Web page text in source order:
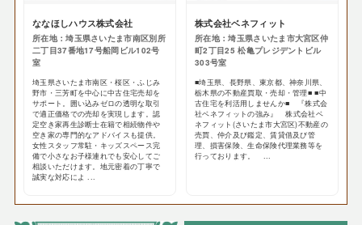
ななほしハウス株式会社
所在地：埼玉県さいたま市南区別所
二丁目37番地17号船岡ビル102号
室
埼玉県さいたま市南区・桜区・ふじみ
野市・三芳町を中心に中古住宅売却を
サポート。囲い込みゼロの透明な取引
で適正価格での売却を実現します。認
定空き家再生診断士在籍で相続物件や
空き家の専門的なアドバイスも提供。
女性スタッフ常駐・キッズスペース完
備で小さなお子様連れでも安心してご
相談いただけます。地元密着の丁寧で
誠実な対応によ ...
株式会社ベネフィット
所在地：埼玉県さいたま市大宮区仲
町2丁目25 松亀プレジデントビル
303号室
■埼玉県、長野県、東京都、神奈川県、
栃木県の不動産買取・売却・管理■ ■中
古住宅を利活用しませんか■ 『株式会
社ベネフィットの強み』 株式会社ベ
ネフィット(さいたま市大宮区)不動産の
売買、仲介及び鑑定、賃貸借及び管
理、損害保険、生命保険代理業務等を
行っております。 ...